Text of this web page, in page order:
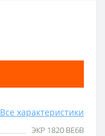
Все характеристики
ЭКР 1820 BE6B